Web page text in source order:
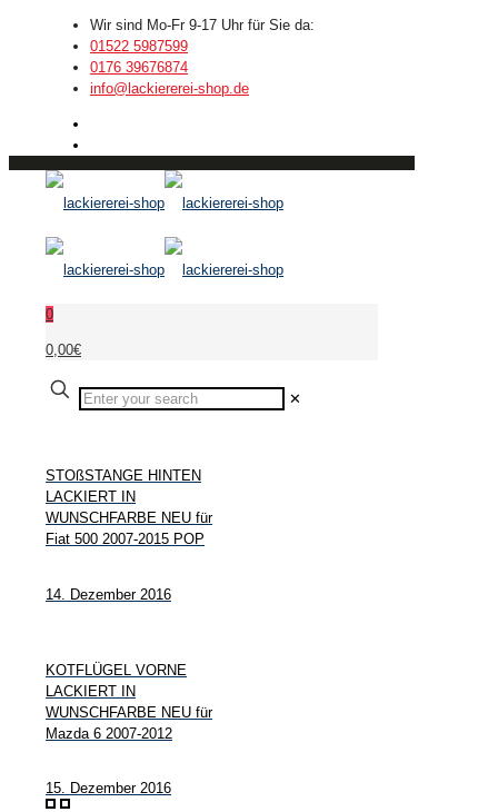
Wir sind Mo-Fr 9-17 Uhr für Sie da:
01522 5987599
0176 39676874
info@lackiererei-shop.de
0
0,00€
✕
STOßSTANGE HINTEN
LACKIERT IN
WUNSCHFARBE NEU für
Fiat 500 2007-2015 POP
14. Dezember 2016
KOTFLÜGEL VORNE
LACKIERT IN
WUNSCHFARBE NEU für
Mazda 6 2007-2012
15. Dezember 2016